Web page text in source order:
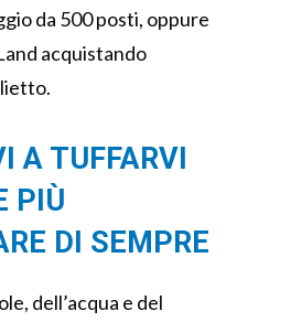
da 500 posti, oppure
acquistando
A TUFFARVI
PIÙ
DI SEMPRE
dell’acqua e del